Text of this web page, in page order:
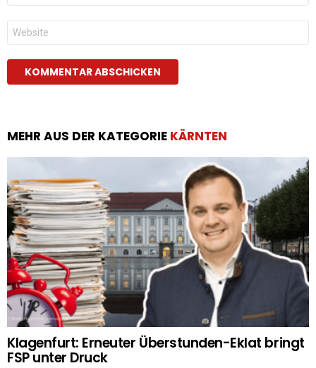
*
Website
MEHR AUS DER KATEGORIE KÄRNTEN
Klagenfurt: Erneuter Überstunden-Eklat bringt
FSP unter Druck